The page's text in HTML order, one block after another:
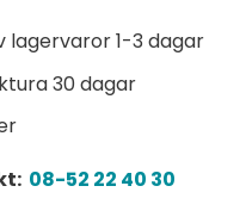
lagervaror 1-3 dagar
30 dagar
08-52 22 40 30